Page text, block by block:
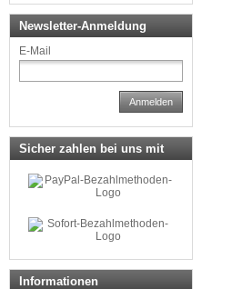
Newsletter-Anmeldung
E-Mail
Anmelden
Sicher zahlen bei uns mit
Informationen